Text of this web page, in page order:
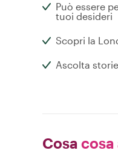
Può essere
tuoi desideri
Scopri la
Ascolta
Cosa